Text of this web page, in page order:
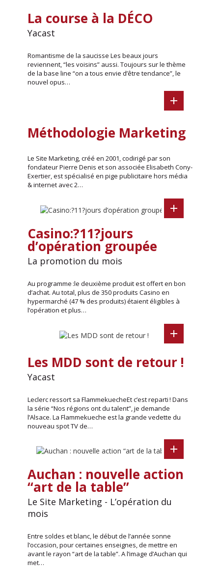
La course à la DÉCO
Yacast
Romantisme de la saucisse Les beaux jours
reviennent, “les voisins” aussi. Toujours sur le thème
de la base line “on a tous envie d’être tendance”, le
nouvel opus…
Méthodologie Marketing
Le Site Marketing, créé en 2001, codirigé par son
fondateur Pierre Denis et son associée Elisabeth Cony-
Exertier, est spécialisé en pige publicitaire hors média
& internet avec 2…
Casino:?11?jours
d’opération groupée
La promotion du mois
Au programme :le deuxième produit est offert en bon
d’achat. Au total, plus de 350 produits Casino en
hypermarché (47 % des produits) étaient éligibles à
l’opération et plus…
Les MDD sont de retour !
Yacast
Leclerc ressort sa FlammekuecheEt c’est reparti ! Dans
la série “Nos régions ont du talent”, je demande
l’Alsace. La Flammekueche est la grande vedette du
nouveau spot TV de…
Auchan : nouvelle action
“art de la table”
Le Site Marketing - L’opération du
mois
Entre soldes et blanc, le début de l’année sonne
l’occasion, pour certaines enseignes, de mettre en
avant le rayon “art de la table”. A l’image d’Auchan qui
met…